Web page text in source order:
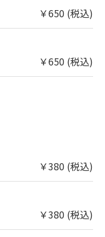
￥650 (税込)
￥650 (税込)
￥380 (税込)
￥380 (税込)